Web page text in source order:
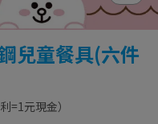
兒童餐具(六件
元現金）